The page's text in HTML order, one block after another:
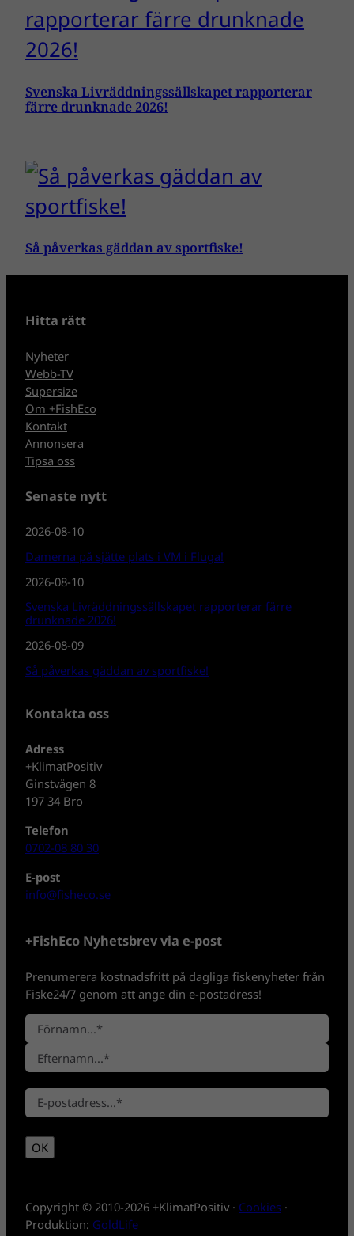
Svenska Livräddningssällskapet rapporterar
färre drunknade 2026!
Så påverkas gäddan av sportfiske!
Hitta rätt
Nyheter
Webb-TV
Supersize
Om +FishEco
Kontakt
Annonsera
Tipsa oss
Senaste nytt
2026-08-10
Damerna på sjätte plats i VM i Fluga!
2026-08-10
Svenska Livräddningssällskapet rapporterar färre
drunknade 2026!
2026-08-09
Så påverkas gäddan av sportfiske!
Kontakta oss
Adress
+KlimatPositiv
Ginstvägen 8
197 34 Bro
Telefon
0702-08 80 30
E-post
info@fisheco.se
+FishEco Nyhetsbrev via e-post
Prenumerera kostnadsfritt på dagliga fiskenyheter från
Fiske24/7 genom att ange din e-postadress!
N
a
n
*
F
ö
r
a
m
n
t
e
m
n
E
-
*
OK
Copyright © 2010-2026 +KlimatPositiv · Cookies ·
Produktion: GoldLife